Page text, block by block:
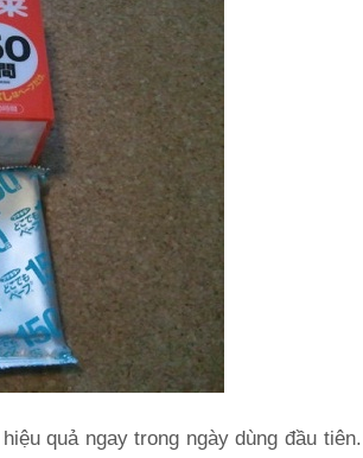
quả ngay trong ngày dùng đầu tiên.